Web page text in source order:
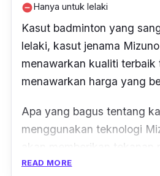
remove_circleHanya untuk lelaki
Kasut badminton yang
lelaki, kasut jenama
menawarkan kualiti terbaik
menawarkan harga yang
Apa yang bagus tentang
menggunakan teknologi
akan memberikan tekanan
hentakan dan dalam masa
READ MORE